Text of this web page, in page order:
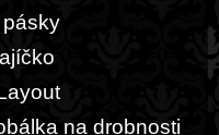
pásky
na drobnosti